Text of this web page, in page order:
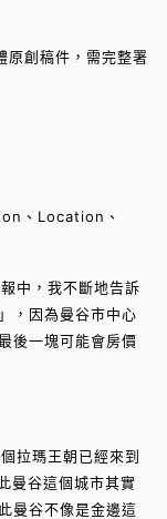
創稿件，需完整署
、Location、
中，我不斷地告訴
，因為曼谷市中心
後一塊可能會房價
拉瑪王朝已經來到
曼谷這個城市其實
曼谷不像是金邊這